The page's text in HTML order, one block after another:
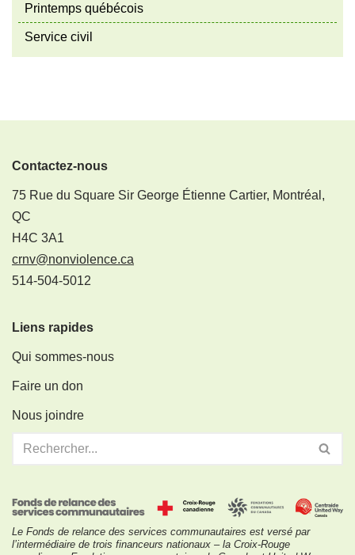
Printemps québécois
Service civil
Contactez-nous
75 Rue du Square Sir George Étienne Cartier, Montréal,
QC
H4C 3A1
crnv@nonviolence.ca
514-504-5012
Liens rapides
Qui sommes-nous
Faire un don
Nous joindre
Le Fonds de relance des services communautaires est versé par
l’intermédiaire de trois financeurs nationaux – la Croix-Rouge